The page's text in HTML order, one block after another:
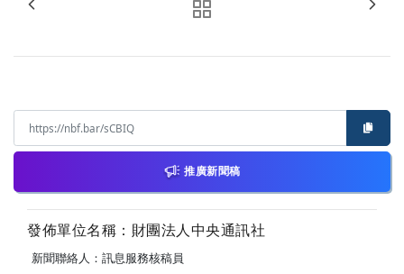
推廣新聞稿
發佈單位名稱：財團法人中央通訊社
新聞聯絡人：訊息服務核稿員